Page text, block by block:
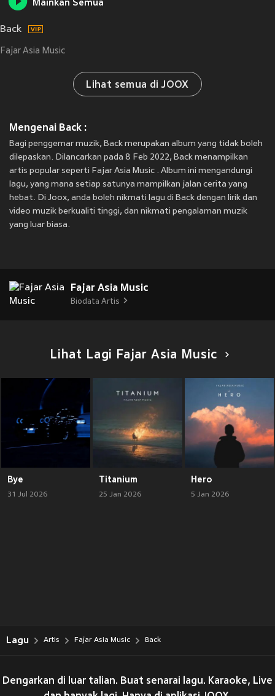
Mainkan Semua
Back
Fajar Asia Music
Lihat semua di JOOX
Mengenai Back :
Bagi penggemar muzik, Back merupakan album yang tidak boleh
dilepaskan. Dilancarkan pada 8 Feb 2022, Back menampilkan
artis popular seperti Fajar Asia Music . Album ini mengandungi
lagu, yang mana setiap satunya mampilkan jalan cerita yang
hebat. Di Joox, anda boleh nikmati lagu di Back dengan lirik dan
video muzik berkualiti tinggi, dan nikmati pengalaman muzik
yang luar biasa.
Fajar Asia Music
Biodata Artis
Lihat Lagi Fajar Asia Music
Bye
31 Jul 2026
Titanium
25 Jan 2026
Hero
5 Jan 2026
Lagu Artis Fajar Asia Music Back
Dengarkan di luar talian. Buat senarai lagu. Karaoke, Live